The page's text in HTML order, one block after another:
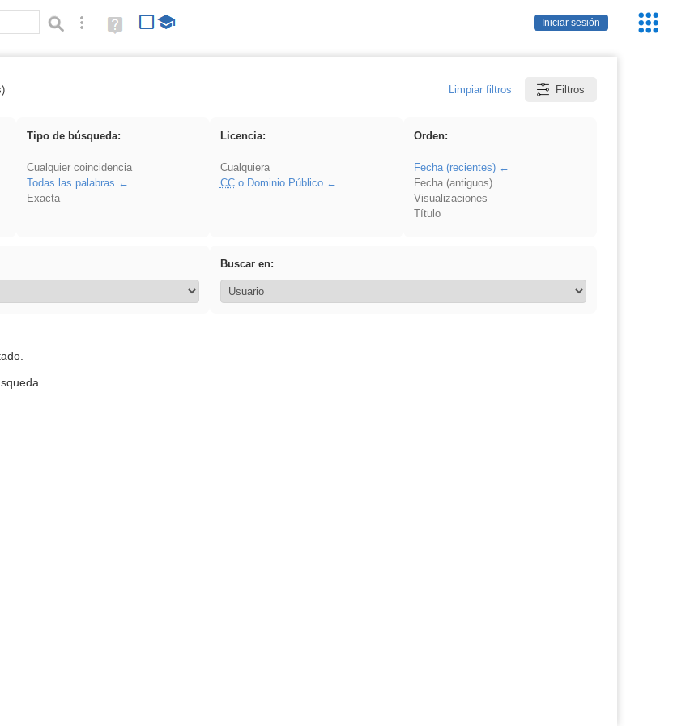
Iniciar sesión
Búsqueda avanzada
Ayuda
(en
Limpiar filtros Filtros
Tipo de búsqueda:
Cualquier coincidencia
Todas las palabras
Exacta
Licencia:
Cualquiera
CCo Dominio Público
Orden:
Fecha (recientes)
Fecha (antiguos)
Visualizaciones
Título
Buscar en: